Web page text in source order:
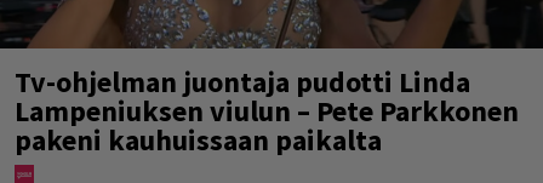
Tv-ohjelman juontaja pudotti Linda
Lampeniuksen viulun – Pete Parkkonen
pakeni kauhuissaan paikalta